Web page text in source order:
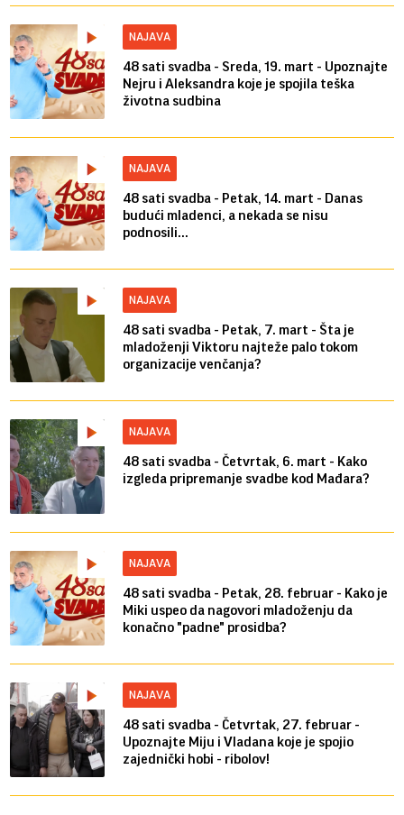
NAJAVA
48 sati svadba - Sreda, 19. mart - Upoznajte
Nejru i Aleksandra koje je spojila teška
životna sudbina
NAJAVA
48 sati svadba - Petak, 14. mart - Danas
budući mladenci, a nekada se nisu
podnosili...
NAJAVA
48 sati svadba - Petak, 7. mart - Šta je
mladoženji Viktoru najteže palo tokom
organizacije venčanja?
NAJAVA
48 sati svadba - Četvrtak, 6. mart - Kako
izgleda pripremanje svadbe kod Mađara?
NAJAVA
48 sati svadba - Petak, 28. februar - Kako je
Miki uspeo da nagovori mladoženju da
konačno "padne" prosidba?
NAJAVA
48 sati svadba - Četvrtak, 27. februar -
Upoznajte Miju i Vladana koje je spojio
zajednički hobi - ribolov!